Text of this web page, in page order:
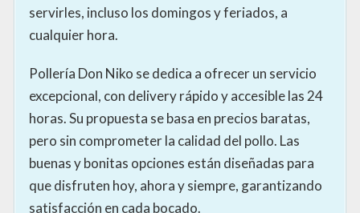
servirles, incluso los domingos y feriados, a
cualquier hora.
Pollería Don Niko se dedica a ofrecer un servicio
excepcional, con delivery rápido y accesible las 24
horas. Su propuesta se basa en precios baratas,
pero sin comprometer la calidad del pollo. Las
buenas y bonitas opciones están diseñadas para
que disfruten hoy, ahora y siempre, garantizando
satisfacción en cada bocado.